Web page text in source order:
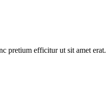
pretium efficitur ut sit amet erat.